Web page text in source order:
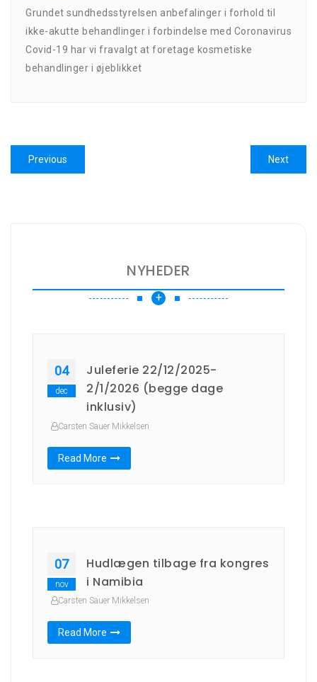
Grundet sundhedsstyrelsen anbefalinger i forhold til
ikke-akutte behandlinger i forbindelse med Coronavirus
Covid-19 har vi fravalgt at foretage kosmetiske
behandlinger i øjeblikket
Indlægsnavigation
Previous
post:
NextNext
post:
NYHEDER
+
04
dec
Juleferie 22/12/2025-
2/1/2026 (begge dage
inklusiv)
Carsten Sauer Mikkelsen
Read More
07
nov
Hudlægen tilbage fra kongres
i Namibia
Carsten Sauer Mikkelsen
Read More